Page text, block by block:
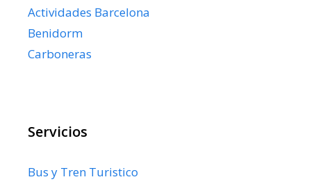
Actividades Barcelona
Benidorm
Carboneras
Servicios
Bus y Tren Turistico